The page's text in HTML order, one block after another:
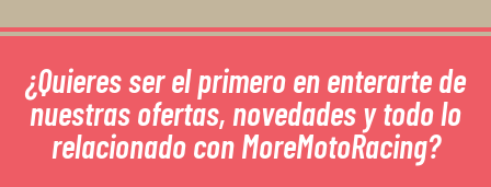
¿Quieres ser el primero en enterarte de
nuestras ofertas, novedades y todo lo
relacionado con MoreMotoRacing?